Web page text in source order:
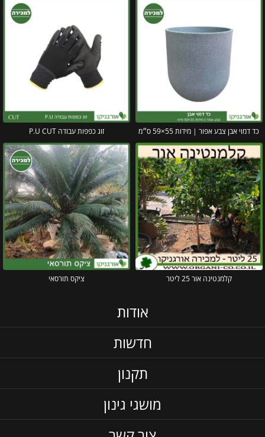
כד דמוי אבן צבע אפור | מידות 55×59 ס״מ זוג כפפות עבודה P.U CUT
קלמנטינה אור 25 ליטר ציקס תורסאי
אודות
חדשות
תקנון
מושגי גינון